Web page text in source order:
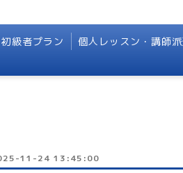
級者プラン 個人レッスン・講師
11-24 13:45:00